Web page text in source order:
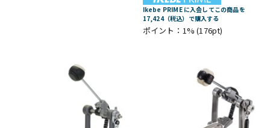
Ikebe PRIME に入会してこの商品を
17,424（税込）で購入する
ポイント：1%(176pt)